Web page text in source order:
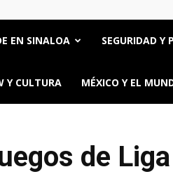
EN SINALOA SEGURIDAD Y
Y CULTURA MÉXICO Y EL
de